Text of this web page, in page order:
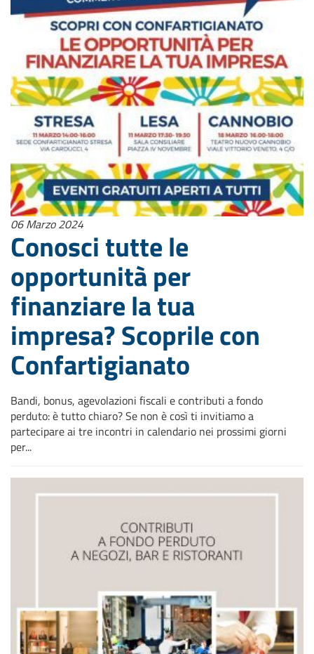
06 Marzo 2024
Conosci tutte le
opportunità per
finanziare la tua
impresa? Scoprile con
Confartigianato
Bandi, bonus, agevolazioni fiscali e contributi a fondo
perduto: è tutto chiaro? Se non è così ti invitiamo a
partecipare ai tre incontri in calendario nei prossimi giorni
per...